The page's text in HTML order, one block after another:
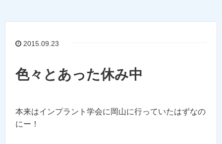
2015.09.23
色々とあった休み中
本来はインプラント学会に岡山に行っていたはずなの
にー！